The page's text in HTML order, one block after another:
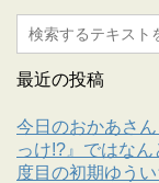
最近の投稿
今日のおかあさ
っけ!?』ではな
度目の初期ゆう